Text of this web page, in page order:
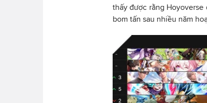
thấy được rằng
bom tấn sau nhiều năm